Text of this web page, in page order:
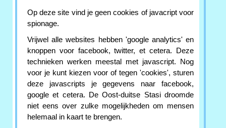
Op deze site vind je geen cookies of javacript voor
spionage.
Vrijwel alle websites hebben 'google analytics' en
knoppen voor facebook, twitter, et cetera. Deze
technieken werken meestal met javascript. Nog
voor je kunt kiezen voor of tegen 'cookies', sturen
deze javascripts je gegevens naar facebook,
google et cetera. De Oost-duitse Stasi droomde
niet eens over zulke mogelijkheden om mensen
helemaal in kaart te brengen.